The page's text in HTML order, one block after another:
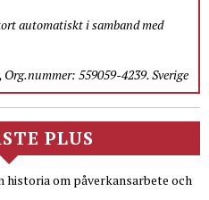
automatiskt i samband med
559059-4239. Sverige
PLUS
historia om påverkansarbete och